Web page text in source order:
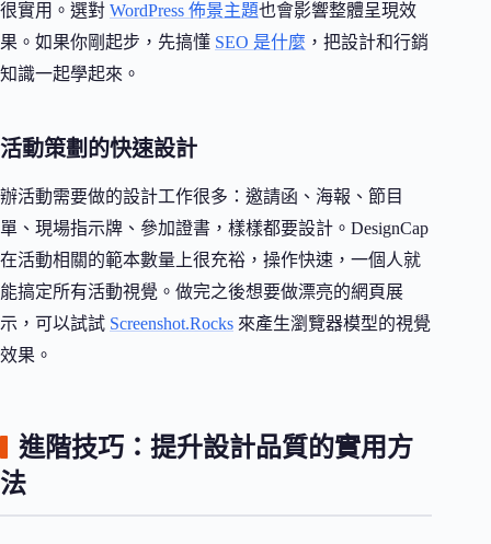
很實用。選對 WordPress 佈景主題也會影響整體呈現效
果。如果你剛起步，先搞懂 SEO 是什麼 ，把設計和行銷
知識一起學起來。
活動策劃的快速設計
辦活動需要做的設計工作很多：邀請函、海報、節目
單、現場指示牌、參加證書，樣樣都要設計。DesignCap
在活動相關的範本數量上很充裕，操作快速，一個人就
能搞定所有活動視覺。做完之後想要做漂亮的網頁展
示，可以試試 Screenshot.Rocks 來產生瀏覽器模型的視覺
效果。
進階技巧：提升設計品質的實用方
法